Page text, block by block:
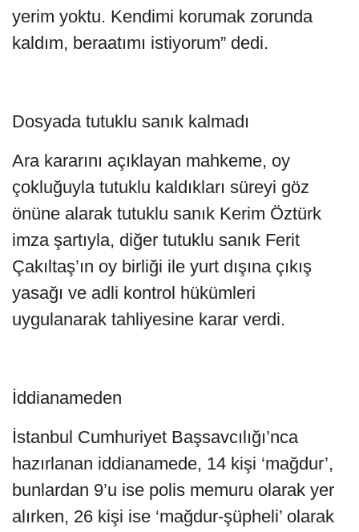
yerim yoktu. Kendimi korumak zorunda
kaldım, beraatımı istiyorum” dedi.
Dosyada tutuklu sanık kalmadı
Ara kararını açıklayan mahkeme, oy
çokluğuyla tutuklu kaldıkları süreyi göz
önüne alarak tutuklu sanık Kerim Öztürk
imza şartıyla, diğer tutuklu sanık Ferit
Çakıltaş’ın oy birliği ile yurt dışına çıkış
yasağı ve adli kontrol hükümleri
uygulanarak tahliyesine karar verdi.
İddianameden
İstanbul Cumhuriyet Başsavcılığı’nca
hazırlanan iddianamede, 14 kişi ‘mağdur’,
bunlardan 9’u ise polis memuru olarak yer
alırken, 26 kişi ise ‘mağdur-şüpheli’ olarak